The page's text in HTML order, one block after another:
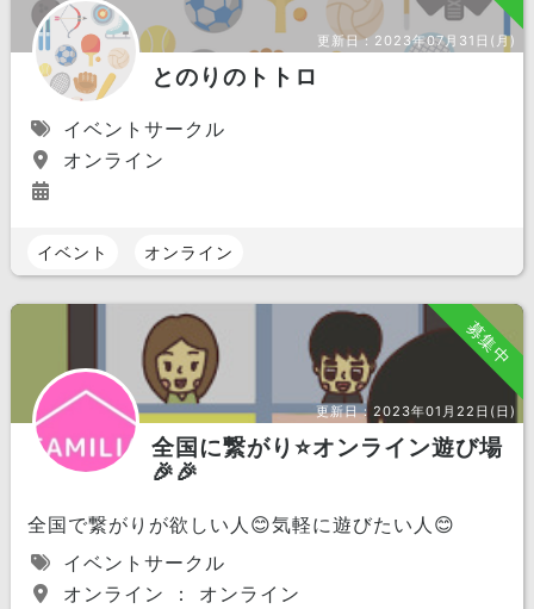
更新日： 2023年07月31日(月)
とのりのトトロ
イベントサークル
オンライン
イベント オンライン
募集中
更新日：2023年01月22日(日)
全国に繋がり⭐️オンライン遊び場
🎉🎉
全国で繋がりが欲しい人😊気軽に遊びたい人😊
イベントサークル
オンライン ： オンライン